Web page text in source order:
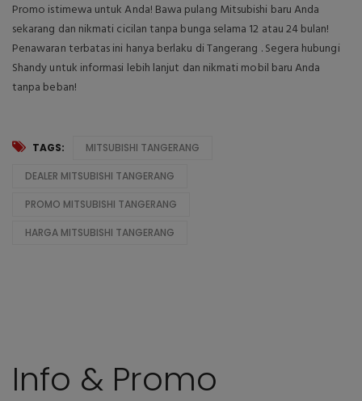
Promo istimewa untuk Anda! Bawa pulang Mitsubishi baru Anda
sekarang dan nikmati cicilan tanpa bunga selama 12 atau 24 bulan!
Penawaran terbatas ini hanya berlaku di Tangerang . Segera hubungi
Shandy untuk informasi lebih lanjut dan nikmati mobil baru Anda
tanpa beban!
TAGS: MITSUBISHI TANGERANG
DEALER MITSUBISHI TANGERANG
PROMO MITSUBISHI TANGERANG
HARGA MITSUBISHI TANGERANG
Info & Promo